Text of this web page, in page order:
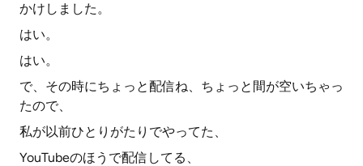
かけしました。
はい。
はい。
で、その時にちょっと配信ね、ちょっと間が空いちゃっ
たので、
私が以前ひとりがたりでやってた、
YouTubeのほうで配信してる、